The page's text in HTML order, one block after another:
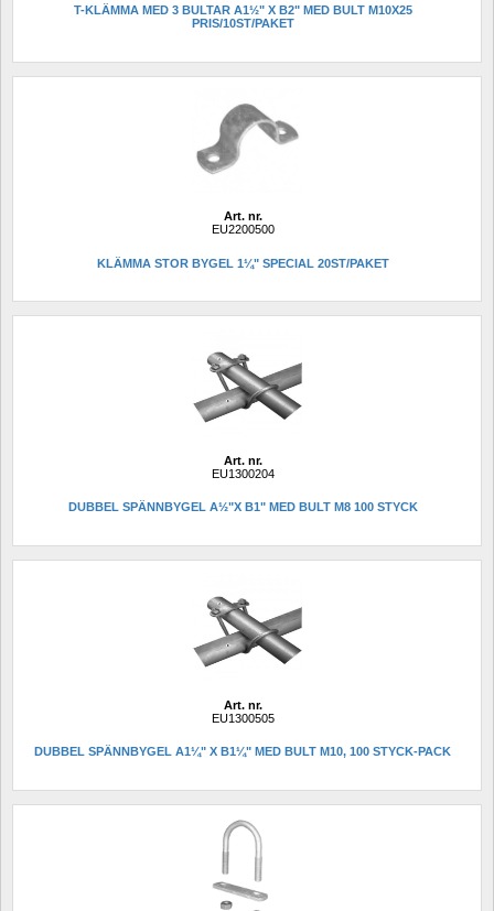
T-KLÄMMA MED 3 BULTAR A1½" X B2" MED BULT M10X25
PRIS/10ST/PAKET
Art. nr.
EU2200500
KLÄMMA STOR BYGEL 1¼" SPECIAL 20ST/PAKET
Art. nr.
EU1300204
DUBBEL SPÄNNBYGEL A½"X B1" MED BULT M8 100 STYCK
Art. nr.
EU1300505
DUBBEL SPÄNNBYGEL A1¼" X B1¼" MED BULT M10, 100 STYCK-PACK